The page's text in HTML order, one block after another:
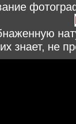
знает, не